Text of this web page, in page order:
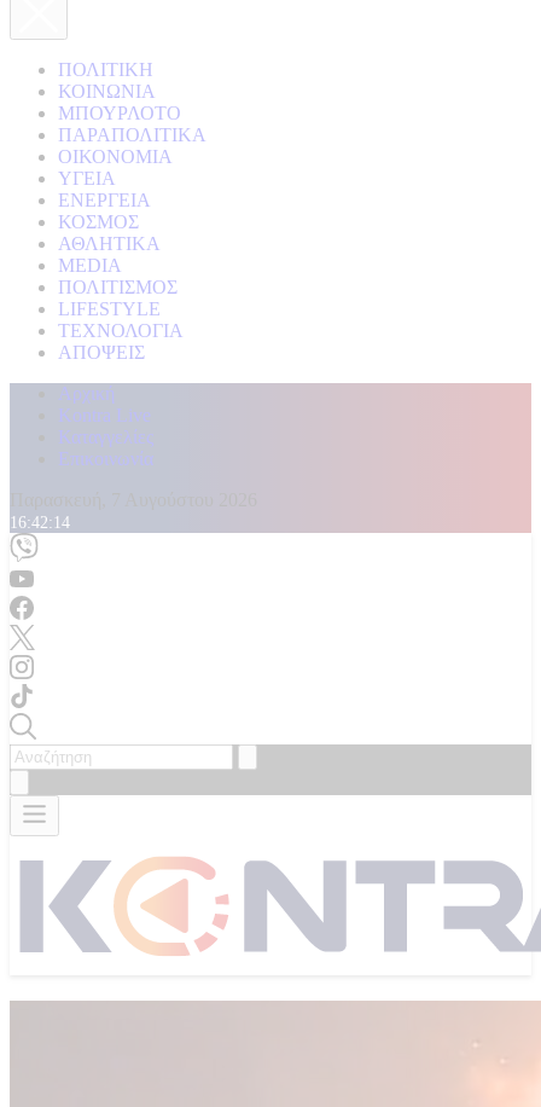
ΠΟΛΙΤΙΚΗ
ΚΟΙΝΩΝΙΑ
ΜΠΟΥΡΛΟΤΟ
ΠΑΡΑΠΟΛΙΤΙΚΑ
ΟΙΚΟΝΟΜΙΑ
ΥΓΕΙΑ
ΕΝΕΡΓΕΙΑ
ΚΟΣΜΟΣ
ΑΘΛΗΤΙΚΑ
MEDIA
ΠΟΛΙΤΙΣΜΟΣ
LIFESTYLE
ΤΕΧΝΟΛΟΓΙΑ
ΑΠΟΨΕΙΣ
Αρχική
Kontra Live
Καταγγελίες
Επικοινωνία
16:42:15